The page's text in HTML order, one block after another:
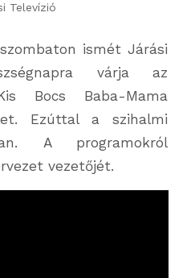
Televízió
ismét Járási
várja az
Bocs Baba-Mama
Ezúttal a szihalmi
A programokról
vezetőjét.